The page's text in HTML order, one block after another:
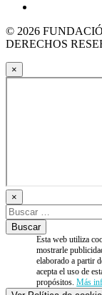
© 2026
DERECHOS
×
×
Esta web utiliza
mostrarle
elaborado a partir
acepta el uso de
propósitos.Más